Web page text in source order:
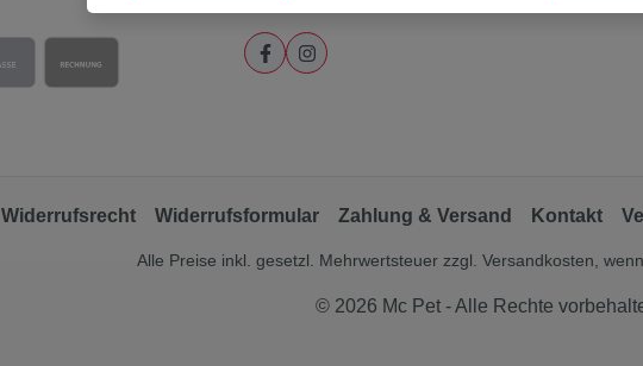
Widerrufsrecht Widerrufsformular Zahlung & Versand Kontakt
Alle Preise inkl. gesetzl. Mehrwertsteuer zzgl. Versandkosten,
© 2026 Mc Pet - Alle Rechte